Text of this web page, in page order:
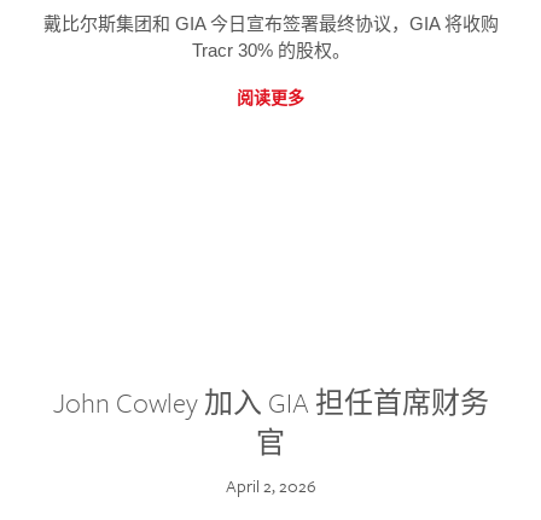
戴比尔斯集团和 GIA 今日宣布签署最终协议，GIA 将收购
Tracr 30% 的股权。
阅读更多
John Cowley 加入 GIA 担任首席财务
官
April 2, 2026